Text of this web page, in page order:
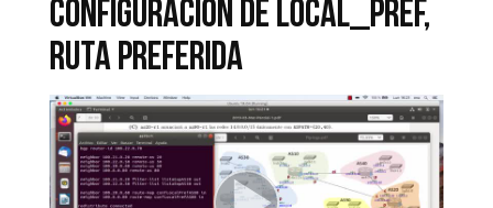
CONFIGURACIÓN DE LOCAL_PREF,
RUTA PREFERIDA